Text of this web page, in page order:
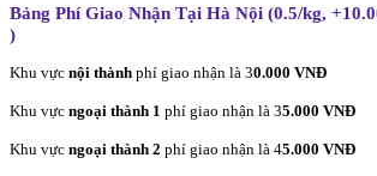
Bảng Phí Giao Nhận Tại Hà Nội (0.5/kg,
)
Khu vực nội thành phí giao nhận là 30.000 VNĐ
Khu vực ngoại thành 1 phí giao nhận là 35.000 VNĐ
Khu vực ngoại thành 2 phí giao nhận là 45.000 VNĐ